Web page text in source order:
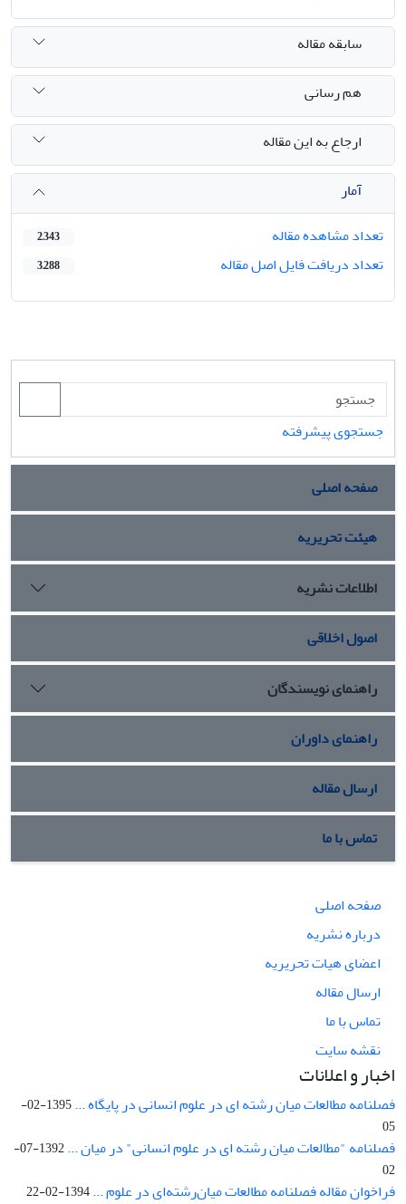
سابقه مقاله
هم رسانی
ارجاع به این مقاله
آمار
تعداد مشاهده مقاله
2,343
تعداد دریافت فایل اصل مقاله 3,288
جستجوی پیشرفته
صفحه اصلی
هیئت تحریریه
اطلاعات نشریه
اصول اخلاقی
راهنمای نویسندگان
راهنمای داوران
ارسال مقاله
تماس با ما
صفحه اصلی
درباره نشریه
اعضای هیات تحریریه
ارسال مقاله
تماس با ما
نقشه سایت
اخبار و اعلانات
فصلنامه مطالعات میان رشته ای در علوم انسانی در پایگاه ...
1395-02-
05
فصلنامه "مطالعات میان رشته ای در علوم انسانی" در میان ...
1392-07-
02
فراخوان مقاله فصلنامه مطالعات میان‌رشته‌ای در علوم ...1394-02-22